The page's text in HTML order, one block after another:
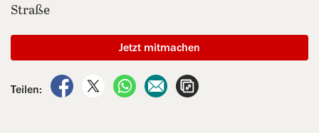
Straße
Teilen:
auf Facebook teilen
auf X teilenper WhatsApp teilen
per E-Mail teilen
Jetzt mitmachen